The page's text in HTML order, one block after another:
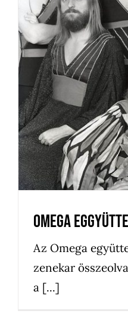
Egyéb
Omega
Az Omega
zenekar
a [...]